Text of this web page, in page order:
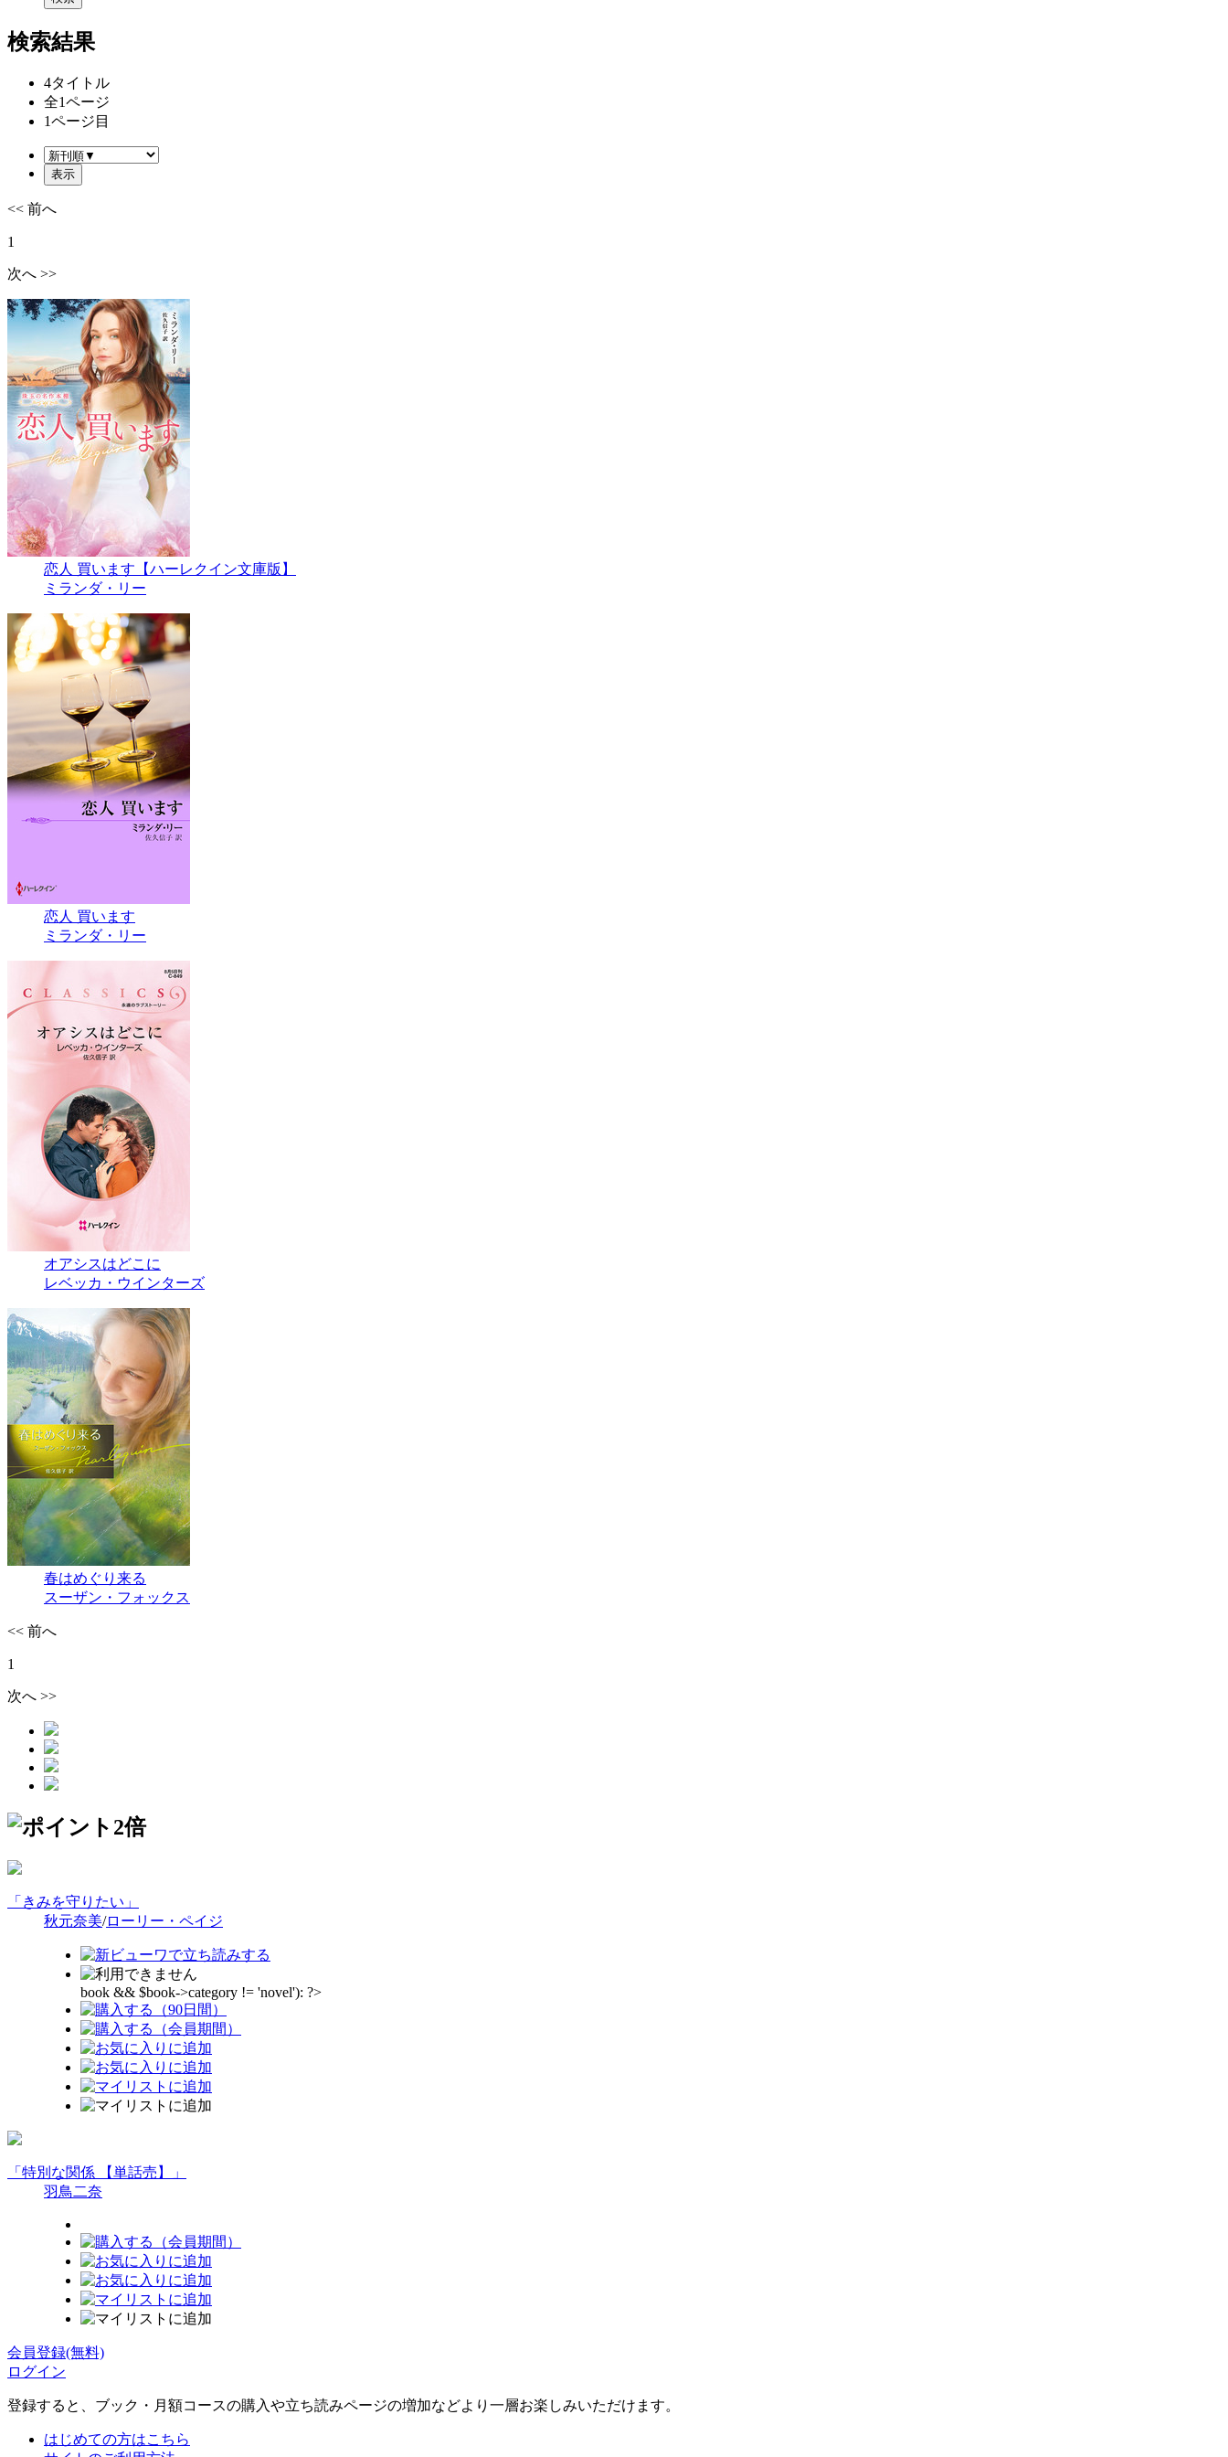
検索結果
4タイトル
全1ページ
1ページ目
<< 前へ
1
次へ >>
恋人 買います【ハーレクイン文庫版】
ミランダ・リー
恋人 買います
ミランダ・リー
オアシスはどこに
レベッカ・ウインターズ
春はめぐり来る
スーザン・フォックス
<< 前へ
1
次へ >>
「きみを守りたい」
秋元奈美/ローリー・ペイジ
book && $book->category != 'novel'): ?>
「特別な関係 【単話売】」
羽鳥二奈
会員登録(無料)
ログイン
登録すると、ブック・月額コースの購入や立ち読みページの増加などより一層お楽しみいただけます。
はじめての方はこちら